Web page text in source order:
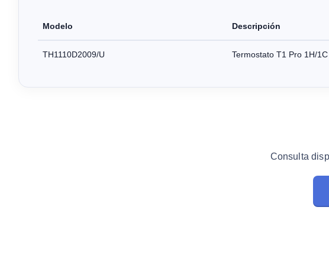
Modelo Descripción
TH1110D2009/U Termostato T1 Pro 1H/
Consulta